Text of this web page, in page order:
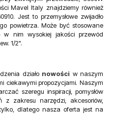
Mavel Italy znajdziemy również
Jest to przemysłowe zwijadło
powietrza. Może być stosowane
nim wysokiej jakości przewód
1/2".
działo nowości w naszym
ciekawymi propozycjami. Naszym
szeregu inspiracji, pomysłów
z zakresu narzędzi, akcesoriów,
dlatego nasza oferta jest na